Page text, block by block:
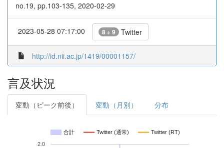
no.19, pp.103-135, 2020-02-29
2023-05-28 07:17:00 8 + 9 Twitter
http://id.nii.ac.jp/1419/00001157/
言及状況
変動（ピーク前後） 変動（月別） 分布
合計 Twitter (通常) Twitter (RT)
2.0